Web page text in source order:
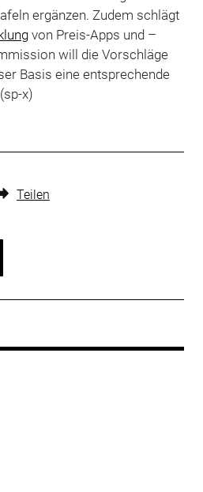
ergänzen. Zudem schlägt
von Preis-Apps und –
will die Vorschläge
Basis eine entsprechende
x)
Teilen